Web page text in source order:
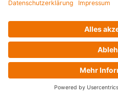
Sprechanlagen-Sets
Zubehör Türkommunikation
Videoüberwachung
Zubehör Videoüberwachung
Alle anzeigen